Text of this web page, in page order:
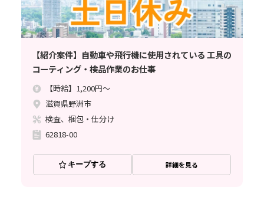
【紹介案件】自動車や飛行機に使用されている 工具の
コーティング・検品作業のお仕事
【時給】1,200円～
滋賀県野洲市
検査、梱包・仕分け
62818-00
キープする 詳細を見る